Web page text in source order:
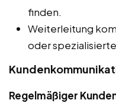
finden.
Weiterleitung
oder
Regelmäßiger